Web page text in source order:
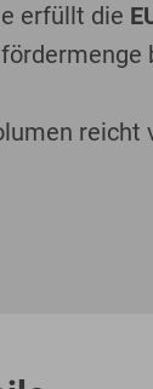
erfüllt die
reicht